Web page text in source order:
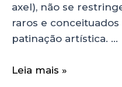
axel), não se
raros e
patinação artística. …
Leia mais »